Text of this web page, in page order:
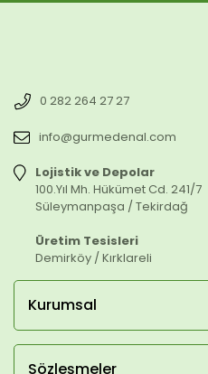
0 282 264 27 27
info@gurmedenal.com
Lojistik ve Depolar
100.Yıl Mh. Hükümet Cd. 241/7
Süleymanpaşa / Tekirdağ
Üretim Tesisleri
Demirköy / Kırklareli
Kurumsal
Sözleşmeler